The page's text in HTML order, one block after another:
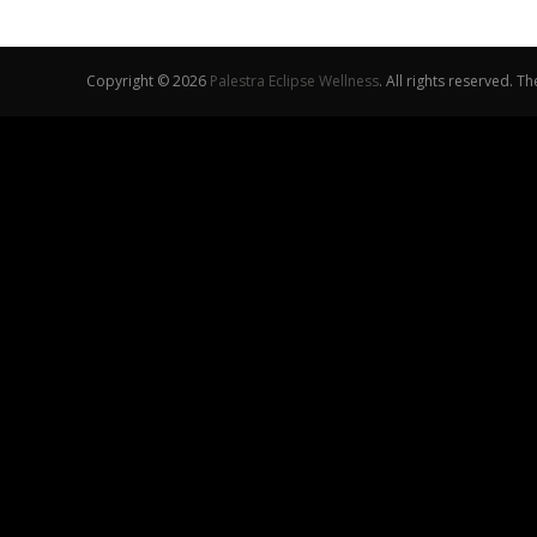
Copyright © 2026 Palestra Eclipse Wellness. All rights reserved.